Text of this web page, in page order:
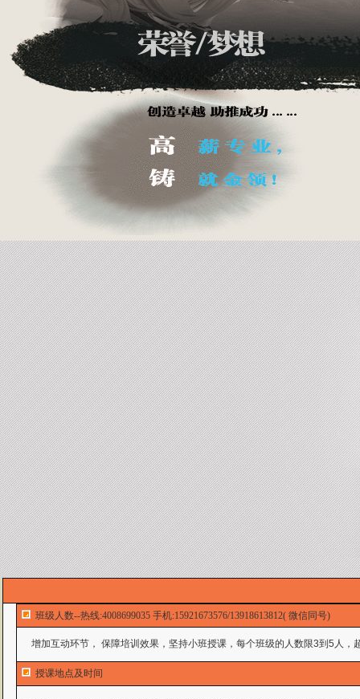
班级人数--热线:4008699035 手机:15921673576/13918613812( 微信同号)
增加互动环节， 保障培训效果，坚持小班授课，每个班级的人数限3到5人，
授课地点及时间